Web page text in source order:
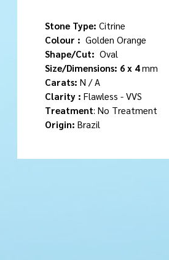
Stone Type: Citrine
Colour : Golden Orange
Shape/Cut: Oval
Size/Dimensions: 6 x 4mm
Carats: N / A
Clarity : Flawless - VVS
Treatment: No Treatment
Origin: Brazil